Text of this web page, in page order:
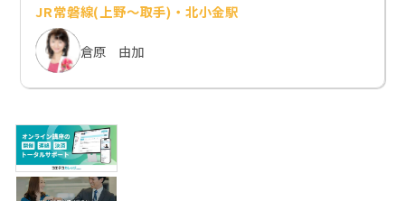
JR常磐線(上野～取手)・北小金駅
倉原 由加